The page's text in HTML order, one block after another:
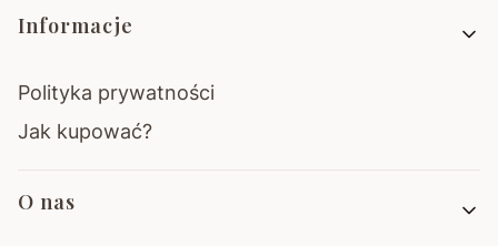
Informacje
Polityka prywatności
Jak kupować?
O nas